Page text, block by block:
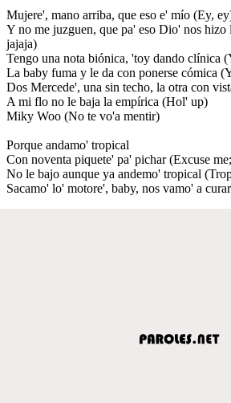
Mujere', mano arriba, que eso e' mío (Ey,
Y no me juzguen, que pa' eso Dio' nos
jajaja)
Tengo una nota biónica, 'toy dando clínica
La baby fuma y le da con ponerse cómica
Dos Mercede', una sin techo, la otra con
A mi flo no le baja la empírica (Hol' up)
Miky Woo (No te vo'a mentir)
Porque andamo' tropical
Con noventa piquete' pa' pichar (Excuse
No le bajo aunque ya andemo' tropical
Sacamo' lo' motore', baby, nos vamo' a